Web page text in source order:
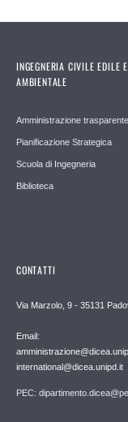
INGEGNERIA CIVILE EDILE E
AMBIENTALE
Amministrazione trasparente
Pianificazione Strategica
Scuola di Ingegneria
Biblioteca
CONTATTI
Via Marzolo, 9 - 35131
Email:
international@dicea.unipd.it
PEC: